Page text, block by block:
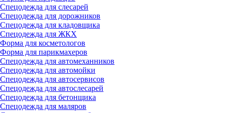
Спецодежда для слесарей
Спецодежда для дорожников
Спецодежда для кладовщика
Спецодежда для ЖКХ
Форма для косметологов
Форма для парикмахеров
Спецодежда для автомеханников
Спецодежда для автомойки
Спецодежда для автосервисов
Спецодежда для автослесарей
Спецодежда для бетонщика
Спецодежда для маляров